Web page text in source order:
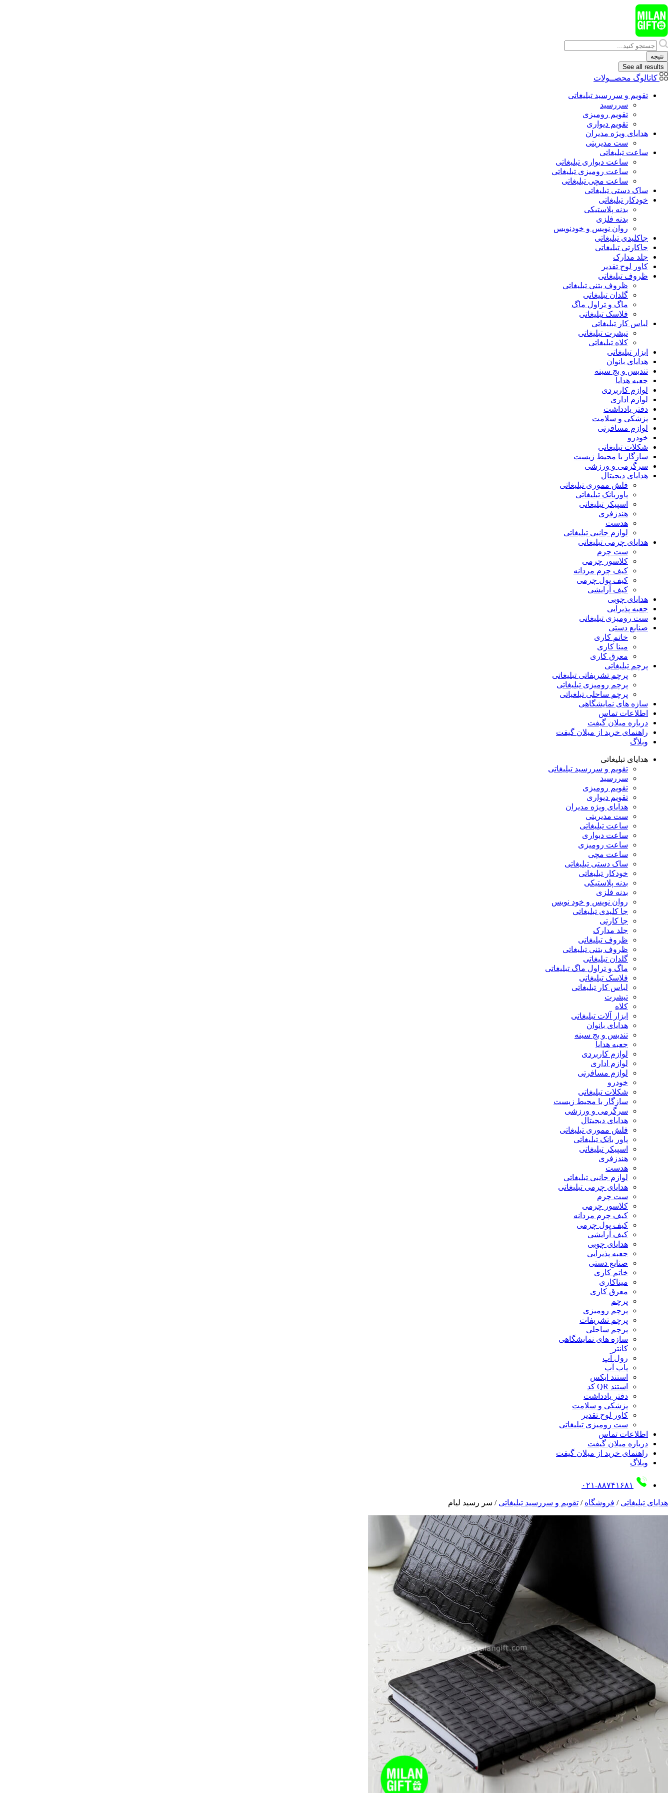
پرش
به
محتوا
Search
...
نتیجه
See all results
کاتالوگ محصــولات
تقویم و سررسید تبلیغاتی
سررسید
تقویم رومیزی
تقویم دیواری
هدایای ويژه مدیران
ست مدیریتی
ساعت تبلیغاتی
ساعت دیواری تبلیغاتی
ساعت رومیزی تبلیغاتی
ساعت مچی تبلیغاتی
ساک دستی تبلیغاتی
خودکار تبلیغاتی
بدنه پلاستیکی
بدنه فلزی
روان نویس و خودنویس
جاکلیدی تبلیغاتی
جاکارتی تبلیغاتی
جلد مدارک
کاور لوح تقدیر
ظروف تبلیغاتی
ظروف بتنی تبلیغاتی
گلدان تبلیغاتی
ماگ و تراول ماگ
فلاسک تبلیغاتی
لباس کار تبلیغاتی
تیشرت تبلیغاتی
کلاه تبلیغاتی
ابزار تبلیغاتی
هدایای بانوان
تندیس و بج سینه
جعبه هدایا
لوازم کاربردی
لوازم اداری
دفتر یادداشت
پزشکی و سلامت
لوازم مسافرتی
خودرو
شکلات تبلیغاتی
سازگار با محیط زیست
سرگرمی و ورزشی
هدایای دیجیتال
فلش مموری تبلیغاتی
پاوربانک تبلیغاتی
اسپیکر تبلیغاتی
هندزفری
هدست
لوازم جانبی تبلیغاتی
هدایای چرمی تبلیغاتی
ست چرم
کلاسور چرمی
کیف چرم مردانه
کیف پول چرمی
کیف آرایشی
هدایای چوبی
جعبه پذیرایی
ست رومیزی تبلیغاتی
صنایع دستی
خاتم کاری
مینا کاری
معرق کاری
پرچم تبلیغاتی
پرچم تشریفاتی تبلیغاتی
پرچم رومیزی تبلیغاتی
پرچم ساحلی تبلغیاتی
سازه های نمایشگاهی
اطلاعات تماس
درباره میلان گیفت
راهنمای خرید از میلان گیفت
وبلاگ
هدایای تبلیغاتی
تقویم و سررسید تبلیغاتی
سررسید
تقویم رومیزی
تقویم دیواری
هدایای ویژه مدیران
ست مدیریتی
ساعت تبلیغاتی
ساعت دیواری
ساعت رومیزی
ساعت مچی
ساک دستی تبلیغاتی
خودکار تبلیغاتی
بدنه پلاستیکی
بدنه فلزی
روان نویس و خود نویس
جا کلیدی تبلیغاتی
جا کارتی
جلد مدارک
ظروف تبلیغاتی
ظروف بتنی تبلیغاتی
گلدان تبلیغاتی
ماگ و تراول ماگ تبلیغاتی
فلاسک تبلیغاتی
لباس کار تبلیغاتی
تیشرت
کلاه
ابزار آلات تبلیغاتی
هدایای بانوان
تندیس و بج سینه
جعبه هدایا
لوازم کاربردی
لوازم اداری
لوازم مسافرتی
خودرو
شکلات تبلیغاتی
سازگار با محیط زیست
سرگرمی و ورزشی
هدایای دیجیتال
فلش مموری تبلیغاتی
پاور بانک تبلیغاتی
اسپیکر تبلیغاتی
هندزفری
هدست
لوازم جانبی تبلیغاتی
هدایای چرمی تبلیغاتی
ست چرم
کلاسور چرمی
کیف چرم مردانه
کیف پول چرمی
کیف آرایشی
هدایای چوبی
جعبه پذیرایی
صنایع دستی
خاتم کاری
میناکاری
معرق کاری
پرچم
پرچم رومیزی
پرچم تشریفات
پرچم ساحلی
سازه های نمایشگاهی
کانتر
رول آپ
پاپ آپ
استند ایکس
استند QR کد
دفتر یادداشت
پزشکی و سلامت
کاور لوح تقدیر
ست رومیزی تبلیغاتی
اطلاعات تماس
درباره میلان گیفت
راهنمای خرید از میلان گیفت
وبلاگ
۰۲۱-۸۸۷۴۱۶۸۱
هدایای تبلیغاتی / فروشگاه / تقویم و سررسید تبلیغاتی / سر رسید لیام